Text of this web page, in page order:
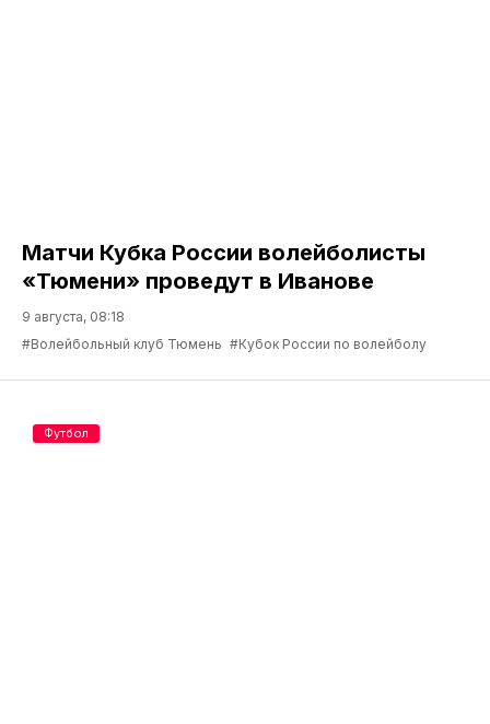
Матчи Кубка России волейболисты
«Тюмени» проведут в Иванове
9 августа, 08:18
#Волейбольный клуб Тюмень #Кубок России по волейболу
Футбол